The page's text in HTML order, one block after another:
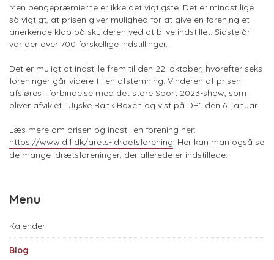
Men pengepræmierne er ikke det vigtigste. Det er mindst lige
så vigtigt, at prisen giver mulighed for at give en forening et
anerkende klap på skulderen ved at blive indstillet. Sidste år
var der over 700 forskellige indstillinger.
Det er muligt at indstille frem til den 22. oktober, hvorefter seks
foreninger går videre til en afstemning. Vinderen af prisen
afsløres i forbindelse med det store Sport 2023-show, som
bliver afviklet i Jyske Bank Boxen og vist på DR1 den 6. januar.
Læs mere om prisen og indstil en forening her:
https://www.dif.dk/arets-idraetsforening. Her kan man også se
de mange idrætsforeninger, der allerede er indstillede.
Menu
Kalender
Blog